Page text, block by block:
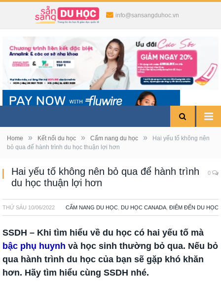
info@sansangduhoc.vn
Home » Kết nối du học » Cẩm nang du học »
Hai yếu tố không nên
bỏ qua để hành trình du học thuận lợi hơn
Hai yếu tố không nên bỏ qua để hành trình
du học thuận lợi hơn
0
THỨ SÁU 10/06/2022 CẨM NANG DU HỌC DU HỌC CANADA ĐIỂM ĐẾN DU HỌC
SSDH – Khi tìm hiểu về du học có hai yếu tố mà
bậc phụ huynh và học sinh thường bỏ qua. Nếu bỏ
qua hành trình du học của bạn sẽ gặp khó khăn
hơn. Hãy tìm hiểu cùng SSDH nhé.